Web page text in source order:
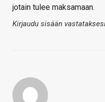
jotain tulee maksamaan.
Kirjaudu sisään